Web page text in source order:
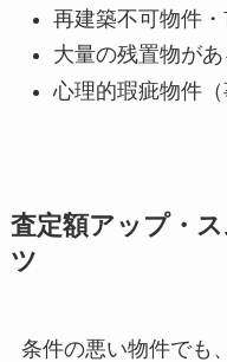
再建築不可物件
大量の残置物が
心理的瑕疵物件（
査定額アップ・
ツ
条件の悪い物件でも